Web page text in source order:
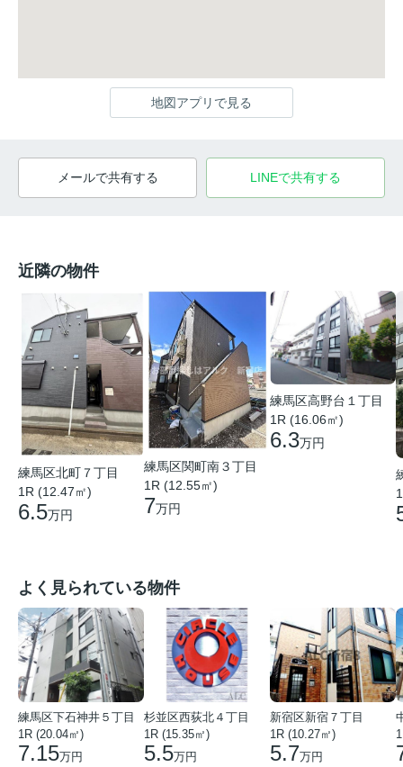
地図アプリで見る
メールで共有する LINEで共有する
近隣の物件
練馬区北町７丁目
1R (12.47㎡)
6.5万円
練馬区関町南３丁目
1R (12.55㎡)
7万円
練馬区高野台１丁目
1R (16.06㎡)
6.3万円
よく見られている物件
練馬区下石神井５丁目
1R (20.04㎡)
7.15万円
杉並区西荻北４丁目
1R (15.35㎡)
5.5万円
新宿区新宿７丁目
1R (10.27㎡)
5.7万円